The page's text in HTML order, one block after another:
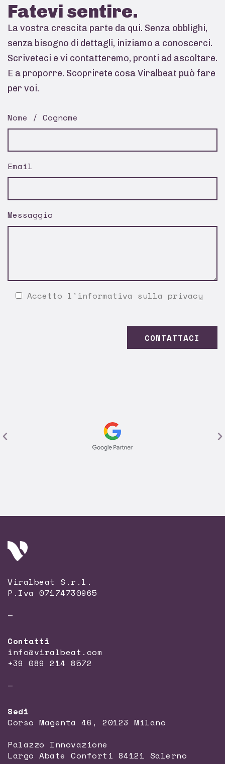
Fatevi sentire.
La vostra crescita parte da qui. Senza obblighi,
senza bisogno di dettagli, iniziamo a conoscerci.
Scriveteci e vi contatteremo, pronti ad ascoltare.
E a proporre. Scoprirete cosa Viralbeat può fare
per voi.
Nome / Cognome
Email
Messaggio
Accetto l' informativa sulla privacy
Viralbeat S.r.l.
P.Iva 07174730965
—
Contatti
info@viralbeat.com
+39 089 214 8572
—
Sedi
Corso Magenta 46, 20123 Milano
Palazzo Innovazione
Largo Abate Conforti 84121 Salerno